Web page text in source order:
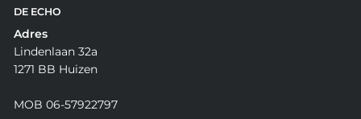
DE ECHO
Adres
Lindenlaan 32a
1271 BB Huizen
MOB 06-57922797